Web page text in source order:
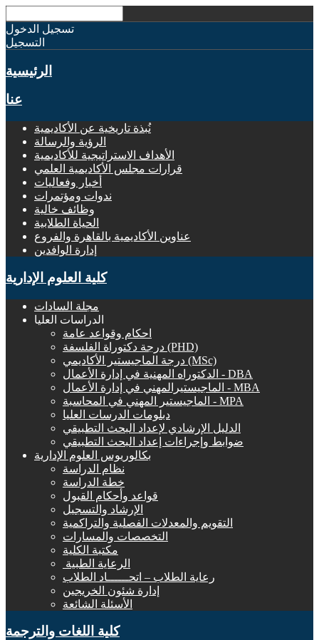
تسجيل الدخول
التسجيل
الرئيسية
عنا
نُبذة تاريخية عن الأكاديمية
الرؤية والرسالة
الأهداف الاستراتيجية للأكاديمية
قرارات مجلس الأكاديمية العلمي
أخبار وفعاليات
ندوات ومؤتمرات
وظائف خالية
الحياة الطلابية
عناوين الأكاديمية بالقاهرة والفروع
إدارة الوافدين
كلية العلوم الإدارية
مجلة السادات
الدراسات العليا
احكام وقواعد عامة
درجة دكتوراة الفلسفة (PHD)
درجة الماجيستير الأكاديمي (MSc)
الدكتوراه المهنية في إدارة الأعمال - DBA
الماجيستيرالمهني في إدارة الأعمال - MBA
الماجيستير المهني في المحاسبة - MPA
دبلومات الدرسات العليا
الدليل الإرشادي لإعداد البحث التطبيقي
ضوابط وإجراءات إعداد البحث التطبيقي
بكالوريوس العلوم الإدارية
نظام الدراسة
خطة الدراسة
قواعد وأحكام القبول
الإرشاد والتسجيل
التقويم والمعدلات الفصلية والتراكمية
التخصصات والمسارات
مكتبة الكلية
الرعاية الطبية ‏
رعاية الطلاب – اتحــــــاد الطلاب
إدارة شئون الخريجين
الأسئلة الشائعة
كلية اللغات والترجمة